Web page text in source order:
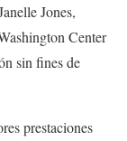
Jones,
Center
sin fines de
prestaciones